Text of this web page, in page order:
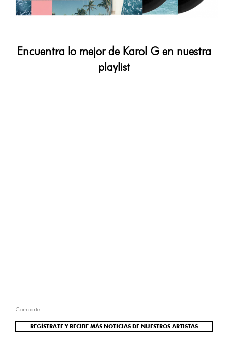
Encuentra lo mejor de Karol G en nuestra
playlist
Comparte:
REGÍSTRATE Y RECIBE MÁS NOTICIAS DE NUESTROS ARTISTAS